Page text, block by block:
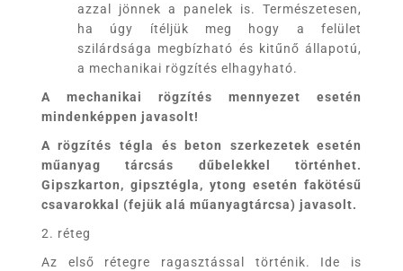
azzal jönnek a panelek is. Természetesen,
ha úgy ítéljük meg hogy a felület
szilárdsága megbízható és kitűnő állapotú,
a mechanikai rögzítés elhagyható.
A mechanikai rögzítés mennyezet esetén
mindenképpen javasolt!
A rögzítés tégla és beton szerkezetek esetén
műanyag tárcsás dűbelekkel történhet.
Gipszkarton, gipsztégla, ytong esetén fakötésű
csavarokkal (fejük alá műanyagtárcsa) javasolt.
2. réteg
Az első rétegre ragasztással történik. Ide is